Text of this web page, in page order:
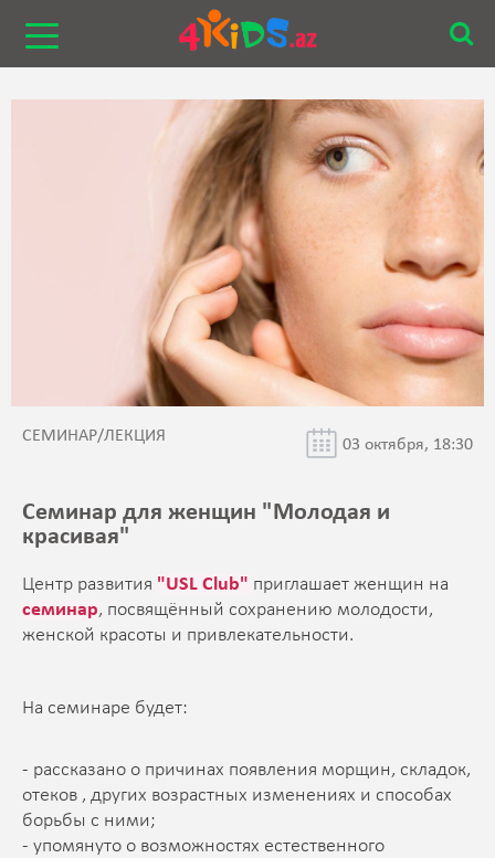
СЕМИНАР/ЛЕКЦИЯ 03 октября, 18:30
Семинар для женщин "Молодая и
красивая"
Центр развития "USL Club" приглашает женщин на
семинар, посвящённый сохранению молодости,
женской красоты и привлекательности.
На семинаре будет:
- рассказано о причинах появления морщин, складок,
отеков , других возрастных изменениях и способах
борьбы с ними;
- упомянуто о возможностях естественного